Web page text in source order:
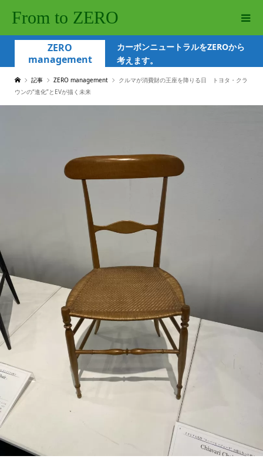
From to ZERO
ZERO
management
カーボンニュートラルをZEROから
考えます。
記事 ZERO management
クルマが消費財の王座を降りる日 トヨタ・クラ
ウンの“進化”とEVが描く未来